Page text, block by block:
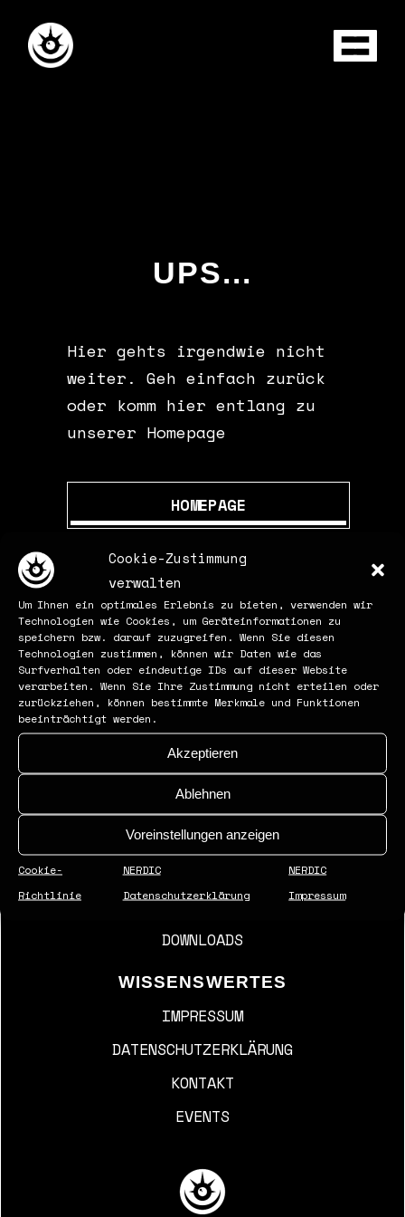
Cookie-Zustimmung
verwalten
Um Ihnen ein optimales Erlebnis zu bieten, verwenden wir
Technologien wie Cookies, um Geräteinformationen zu
speichern bzw. darauf zuzugreifen. Wenn Sie diesen
Technologien zustimmen, können wir Daten wie das
Surfverhalten oder eindeutige IDs auf dieser Website
verarbeiten. Wenn Sie Ihre Zustimmung nicht erteilen oder
zurückziehen, können bestimmte Merkmale und Funktionen
beeinträchtigt werden.
Akzeptieren
Ablehnen
Voreinstellungen anzeigen
Cookie-
Richtlinie
NERDIC
Datenschutzerklärung
NERDIC
Impressum
UPS...
Hier gehts irgendwie nicht
weiter. Geh einfach zurück
oder komm hier entlang zu
unserer Homepage
HOMEPAGE
SERVICES
PRESSEBEREICH
DOWNLOADS
WISSENSWERTES
IMPRESSUM
DATENSCHUTZERKLÄRUNG
KONTAKT
EVENTS